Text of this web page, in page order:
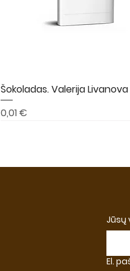
Greita peržiūra
Šokoladas. Valerija Livanova
Kaina
0,01 €
Jūsų
El.